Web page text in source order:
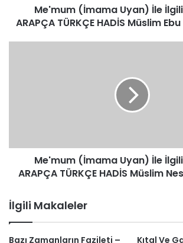
Ebu
Me'mum (İmama Uyan) İle
ARAPÇA TÜRKÇE HADİS Müslim
HADİS
Nesai
Me'mum (İmama Uyan) İle
ARAPÇA TÜRKÇE HADİS Müslim
İlgili Makaleler
Bazı Zamanların Fazileti –
Kıtal Ve